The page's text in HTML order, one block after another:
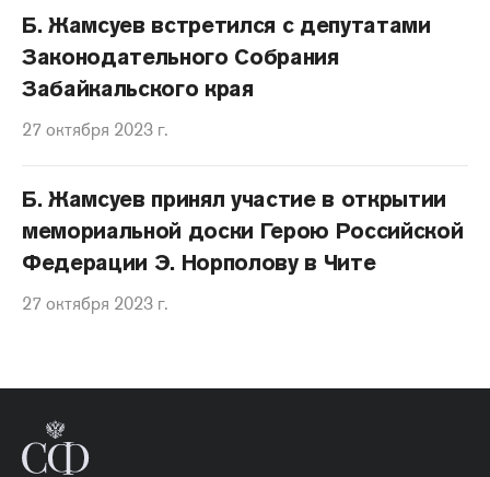
Б. Жамсуев встретился с депутатами
Законодательного Собрания
Забайкальского края
27 октября 2023 г.
Б. Жамсуев принял участие в открытии
мемориальной доски Герою Российской
Федерации Э. Норполову в Чите
27 октября 2023 г.